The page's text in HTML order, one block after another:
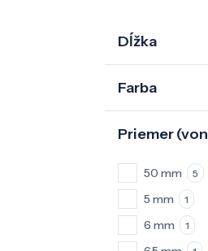
Dĺžka
Farba
Priemer
50 mm 5
5 mm 1
6 mm 1